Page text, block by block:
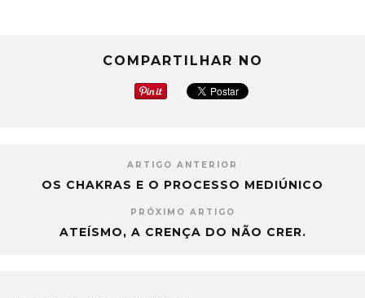
COMPARTILHAR NO
ARTIGO ANTERIOR
OS CHAKRAS E O PROCESSO MEDIÚNICO
PRÓXIMO ARTIGO
ATEÍSMO, A CRENÇA DO NÃO CRER.